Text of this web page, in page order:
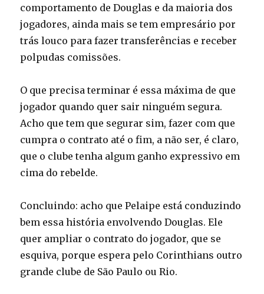
comportamento de Douglas e da maioria dos
jogadores, ainda mais se tem empresário por
trás louco para fazer transferências e receber
polpudas comissões.
O que precisa terminar é essa máxima de que
jogador quando quer sair ninguém segura.
Acho que tem que segurar sim, fazer com que
cumpra o contrato até o fim, a não ser, é claro,
que o clube tenha algum ganho expressivo em
cima do rebelde.
Concluindo: acho que Pelaipe está conduzindo
bem essa história envolvendo Douglas. Ele
quer ampliar o contrato do jogador, que se
esquiva, porque espera pelo Corinthians outro
grande clube de São Paulo ou Rio.